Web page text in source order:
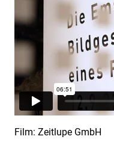
Film: Zeitlupe GmbH